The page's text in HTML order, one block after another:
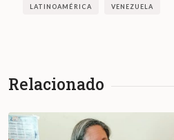
LATINOAMÉRICA VENEZUELA
Relacionado